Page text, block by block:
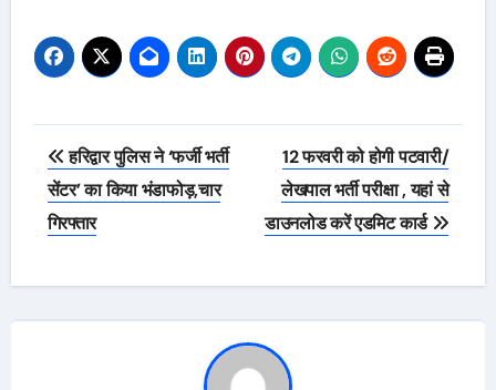
Post
navigation
हरिद्वार पुलिस ने ‘फर्जी भर्ती
सेंटर’ का किया भंडाफोड़,चार
गिरफ्तार
12 फरवरी को होगी पटवारी/
लेखपाल भर्ती परीक्षा , यहां से
डाउनलोड करें एडमिट कार्ड